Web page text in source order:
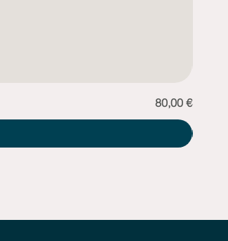
Prezzo
80,00 €